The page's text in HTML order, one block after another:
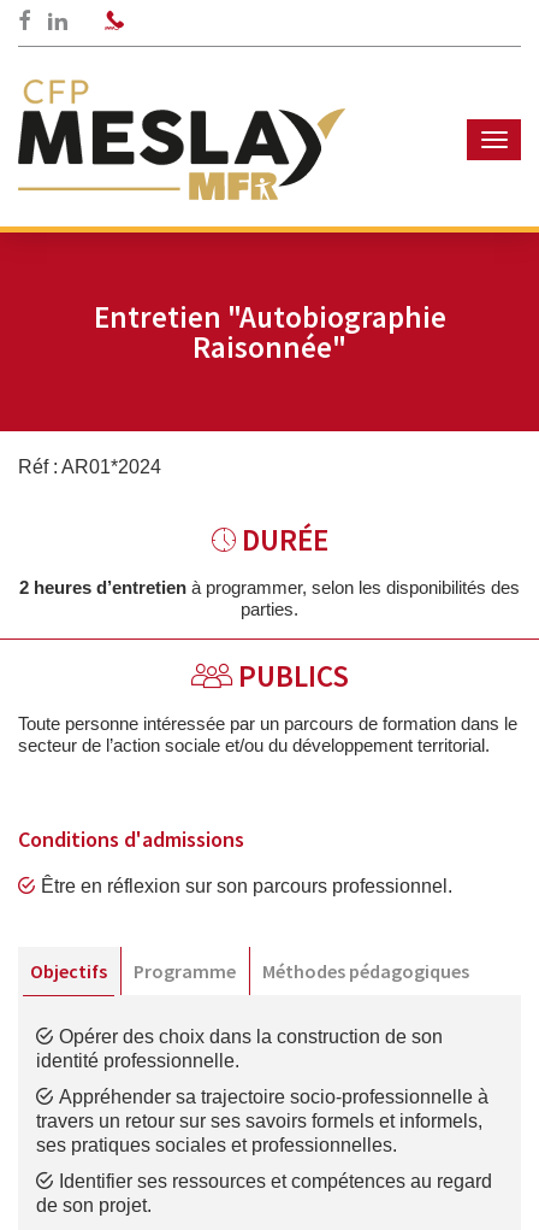
RÉSEAUX
SOCIAUX
Facebook
LinkedIn
Entretien "Autobiographie
Raisonnée"
Réf : AR01*2024
DURÉE
2 heures d’entretien à programmer, selon les disponibilités des
parties.
PUBLICS
Toute personne intéressée par un parcours de formation dans le
secteur de l’action sociale et/ou du développement territorial.
Conditions d'admissions
Être en réflexion sur son parcours professionnel.
Objectifs Programme Méthodes pédagogiques
Opérer des choix dans la construction de son
identité professionnelle.
Appréhender sa trajectoire socio-professionnelle à
travers un retour sur ses savoirs formels et informels,
ses pratiques sociales et professionnelles.
Identifier ses ressources et compétences au regard
de son projet.